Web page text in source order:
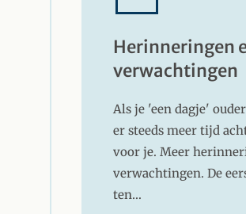
Herinneringen
verwachtingen
Als je 'een dagje'
er steeds meer tijd
voor je. Meer
verwachtingen. De
ten…